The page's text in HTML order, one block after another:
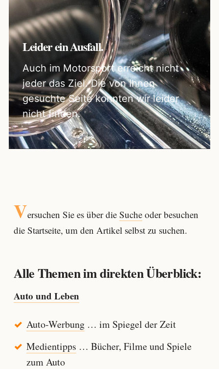
Leider ein Ausfall.
Auch im Motorsport erreicht nicht
jeder das Ziel. Die von Ihnen
gesuchte Seite konnten wir leider
nicht finden.
Versuchen Sie es über die Sucheoder besuchen
die Startseite, um den Artikel selbst zu suchen.
Alle Themen im direkten Überblick:
Auto und Leben
Auto-Werbung… im Spiegel der Zeit
Medientipps … Bücher, Filme und Spiele
zum Auto